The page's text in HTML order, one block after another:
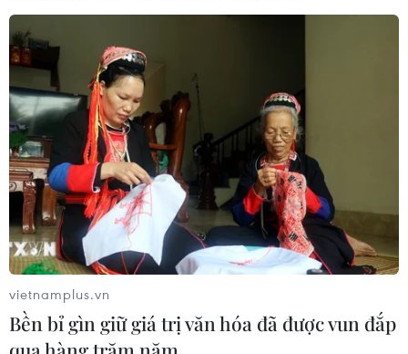
Sự đồng hành của phụ huynh không chỉ là đứng đợi ở cổng
trường, mà là cả một quá trình chăm lo từng bữa ăn đủ chất,
giấc ngủ đủ giấc và những lời động viên đúng lúc trước ngày
thi. (Ảnh: Hoài Nam/Vietnam+)
vietnamplus.vn
Bền bỉ gìn giữ giá trị văn hóa đã được vun đắp